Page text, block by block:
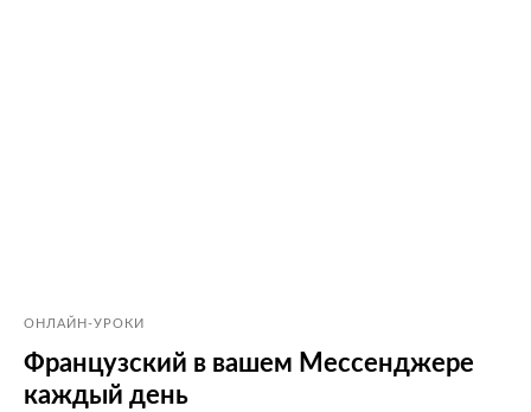
ОНЛАЙН-УРОКИ
Французский в вашем Мессенджере
каждый день